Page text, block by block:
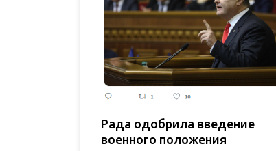
Рада одобрила введение
военного положения